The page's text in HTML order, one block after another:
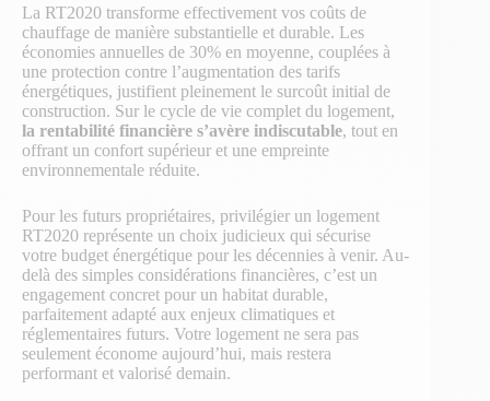
La RT2020 transforme effectivement vos coûts de
chauffage de manière substantielle et durable. Les
économies annuelles de 30% en moyenne, couplées à
une protection contre l’augmentation des tarifs
énergétiques, justifient pleinement le surcoût initial de
construction. Sur le cycle de vie complet du logement,
la rentabilité financière s’avère indiscutable, tout en
offrant un confort supérieur et une empreinte
environnementale réduite.
Pour les futurs propriétaires, privilégier un logement
RT2020 représente un choix judicieux qui sécurise
votre budget énergétique pour les décennies à venir. Au-
delà des simples considérations financières, c’est un
engagement concret pour un habitat durable,
parfaitement adapté aux enjeux climatiques et
réglementaires futurs. Votre logement ne sera pas
seulement économe aujourd’hui, mais restera
performant et valorisé demain.